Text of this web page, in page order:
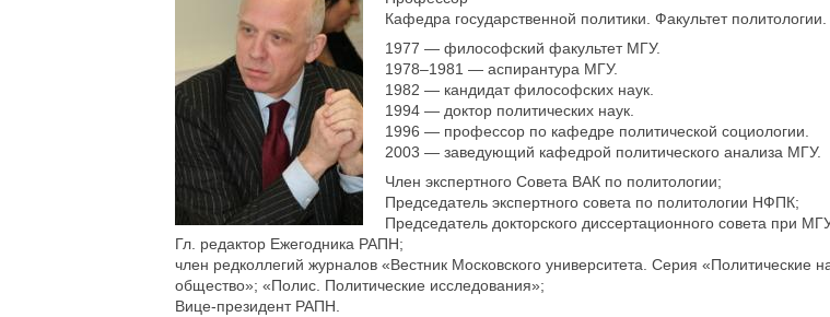
Кафедра государственной политики. Факультет
1977 — философский факультет МГУ.
1978–1981 — аспирантура МГУ.
1982 — кандидат философских наук.
1994 — доктор политических наук.
1996 — профессор по кафедре политической социологии.
2003 — заведующий кафедрой политического анализа МГУ.
Член экспертного Совета ВАК по политологии;
Председатель экспертного совета по политологии НФПК;
Председатель докторского диссертационного совета при
Гл. редактор Ежегодника РАПН;
член редколлегий журналов «Вестник Московского университета. Серия «Политические
общество»; «Полис. Политические исследования»;
Вице-президент РАПН.